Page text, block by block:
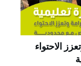
الاحتواء